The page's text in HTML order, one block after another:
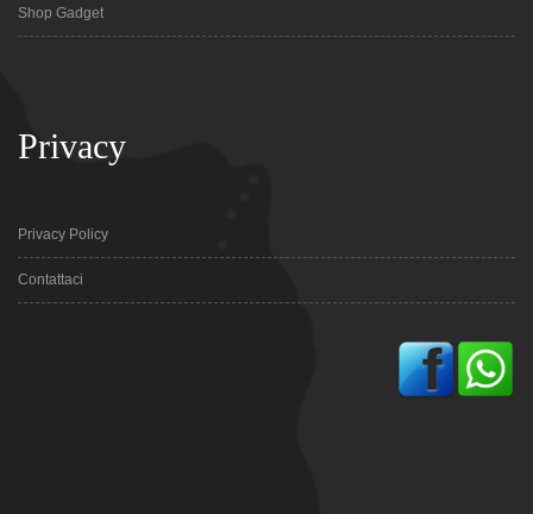
Shop Gadget
Privacy
Privacy Policy
Contattaci